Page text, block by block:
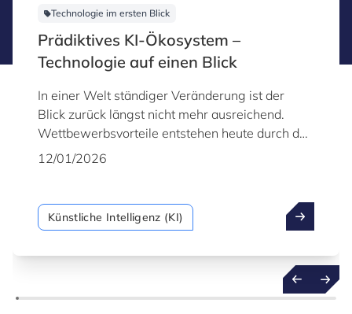
Technologie im ersten Blick
Prädiktives KI-Ökosystem –
Technologie auf einen Blick
In einer Welt ständiger Veränderung ist der
Blick zurück längst nicht mehr ausreichend.
Wettbewerbsvorteile entstehen heute durch das
frühzeitige Erkennen kommender
Organisationen den Übergang von einer
reaktiven zu einer proaktiven Arbeitsweise
vergangene Daten zu analysieren, sondern auf
größerer Sicherheit zu prognostizieren.
12/01/2026
Künstliche Intelligenz (KI)